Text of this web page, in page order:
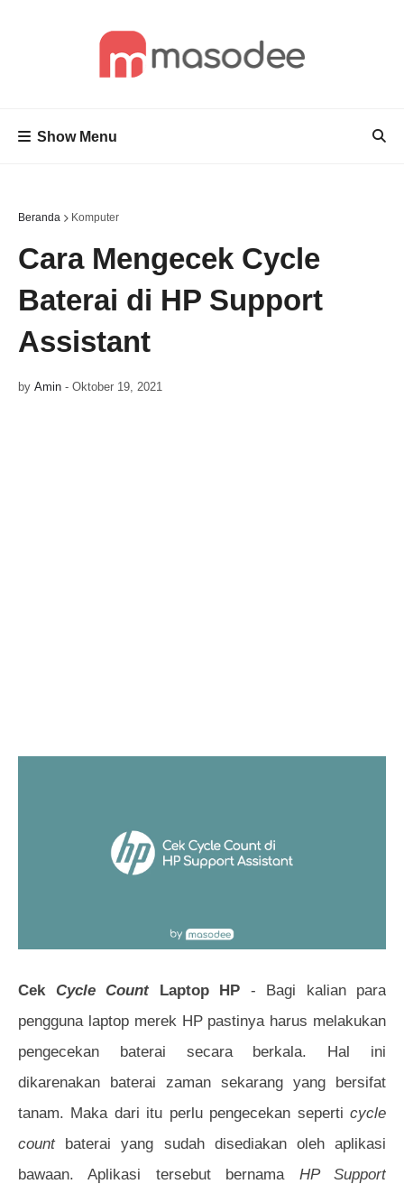
Show Menu
Beranda Komputer
Cara Mengecek Cycle
Baterai di HP Support
Assistant
by Amin - Oktober 19, 2021
Cek Cycle Count Laptop HP - Bagi kalian para
pengguna laptop merek HP pastinya harus melakukan
pengecekan baterai secara berkala. Hal ini
dikarenakan baterai zaman sekarang yang bersifat
tanam. Maka dari itu perlu pengecekan seperti cycle
countbaterai yang sudah disediakan oleh aplikasi
bawaan. Aplikasi tersebut bernama HP Support